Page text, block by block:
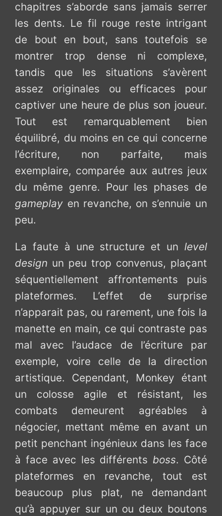
chapitres s’aborde sans jamais serrer
les dents. Le fil rouge reste intrigant
de bout en bout, sans toutefois se
montrer trop dense ni complexe,
tandis que les situations s’avèrent
assez originales ou efficaces pour
captiver une heure de plus son joueur.
Tout est remarquablement bien
équilibré, du moins en ce qui concerne
l’écriture, non parfaite, mais
exemplaire, comparée aux autres jeux
du même genre. Pour les phases de
gameplay en revanche, on s’ennuie un
peu.
La faute à une structure et un level
design un peu trop convenus, plaçant
séquentiellement affrontements puis
plateformes. L’effet de surprise
n’apparait pas, ou rarement, une fois la
manette en main, ce qui contraste pas
mal avec l’audace de l’écriture par
exemple, voire celle de la direction
artistique. Cependant, Monkey étant
un colosse agile et résistant, les
combats demeurent agréables à
négocier, mettant même en avant un
petit penchant ingénieux dans les face
à face avec les différents boss. Côté
plateformes en revanche, tout est
beaucoup plus plat, ne demandant
qu’à appuyer sur un ou deux boutons